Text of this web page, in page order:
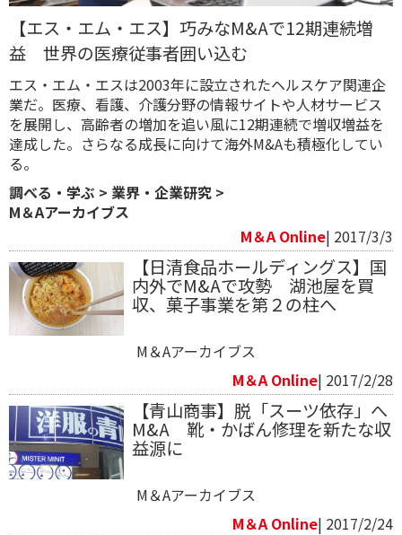
【エス・エム・エス】巧みなM&Aで12期連続増
益 世界の医療従事者囲い込む
エス・エム・エスは2003年に設立されたヘルスケア関連企
業だ。医療、看護、介護分野の情報サイトや人材サービス
を展開し、高齢者の増加を追い風に12期連続で増収増益を
達成した。さらなる成長に向けて海外M&Aも積極化してい
る。
調べる・学ぶ > 業界・企業研究 >
M＆Aアーカイブス
M＆A Online| 2017/3/3
【日清食品ホールディングス】国
内外でM&Aで攻勢 湖池屋を買
収、菓子事業を第２の柱へ
M＆Aアーカイブス
M＆A Online| 2017/2/28
【青山商事】脱「スーツ依存」へ
M&A 靴・かばん修理を新たな収
益源に
M＆Aアーカイブス
M＆A Online| 2017/2/24